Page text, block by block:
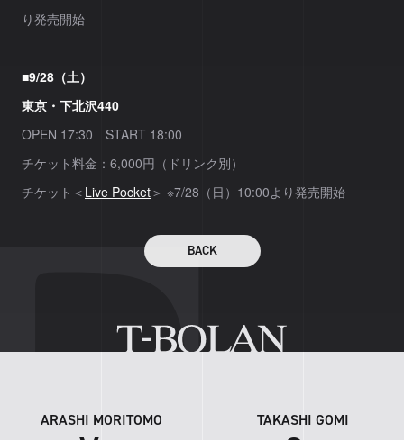
り発売開始
■9/28（土）
東京・ 下北沢440
OPEN 17:30 START 18:00
チケット料金：6,000円（ドリンク別）
チケット＜ Live Pocket＞ ※7/28（日）10:00より発売開始
BACK
ARASHI MORITOMO TAKASHI GOMI